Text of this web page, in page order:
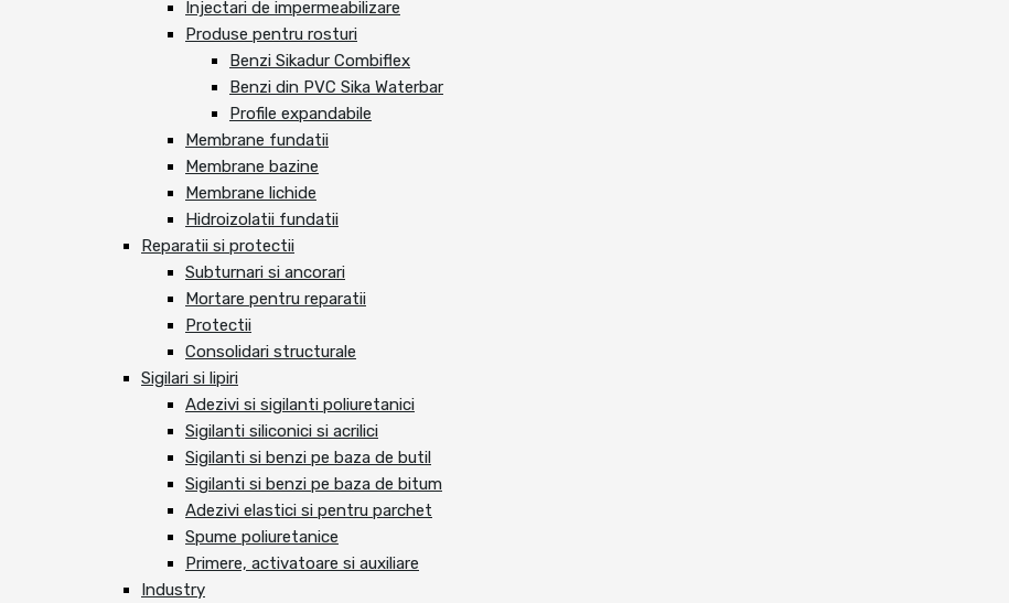
Injectari de impermeabilizare
Produse pentru rosturi
Benzi Sikadur Combiflex
Benzi din PVC Sika Waterbar
Profile expandabile
Membrane fundatii
Membrane bazine
Membrane lichide
Hidroizolatii fundatii
Reparatii si protectii
Subturnari si ancorari
Mortare pentru reparatii
Protectii
Consolidari structurale
Sigilari si lipiri
Adezivi si sigilanti poliuretanici
Sigilanti siliconici si acrilici
Sigilanti si benzi pe baza de butil
Sigilanti si benzi pe baza de bitum
Adezivi elastici si pentru parchet
Spume poliuretanice
Primere, activatoare si auxiliare
Industry